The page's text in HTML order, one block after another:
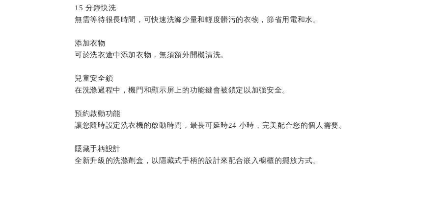
15 分鐘快洗
無需等待很長時間，可快速洗滌少量和輕度髒污的衣物，節省用電和水。
添加衣物
可於洗衣途中添加衣物，無須額外開機清洗。
兒童安全鎖
在洗滌過程中，機門和顯示屏上的功能鍵會被鎖定以加強安全。
預約啟動功能
讓您隨時設定洗衣機的啟動時間，最長可延時24 小時，完美配合您的個人需要。
隱藏手柄設計
全新升級的洗滌劑盒，以隱藏式手柄的設計來配合嵌入櫥櫃的擺放方式。